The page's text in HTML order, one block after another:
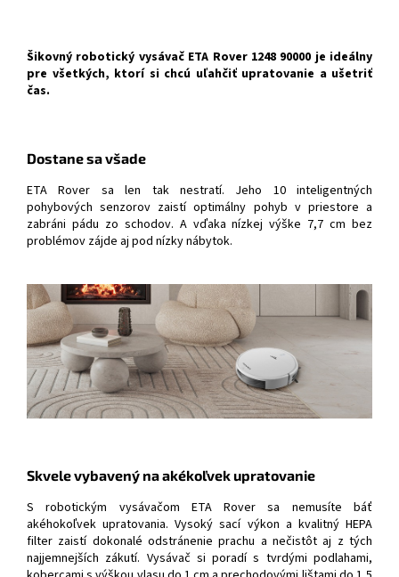
Šikovný robotický vysávač ETA Rover 1248 90000 je ideálny
pre všetkých, ktorí si chcú uľahčiť upratovanie a ušetriť
čas.
Dostane sa všade
ETA Rover sa len tak nestratí. Jeho 10 inteligentných
pohybových senzorov zaistí optimálny pohyb v priestore a
zabráni pádu zo schodov. A vďaka nízkej výške 7,7 cm bez
problémov zájde aj pod nízky nábytok.
Skvele vybavený na akékoľvek upratovanie
S robotickým vysávačom ETA Rover sa nemusíte báť
akéhokoľvek upratovania. Vysoký sací výkon a kvalitný HEPA
filter zaistí dokonalé odstránenie prachu a nečistôt aj z tých
najjemnejších zákutí. Vysávač si poradí s tvrdými podlahami,